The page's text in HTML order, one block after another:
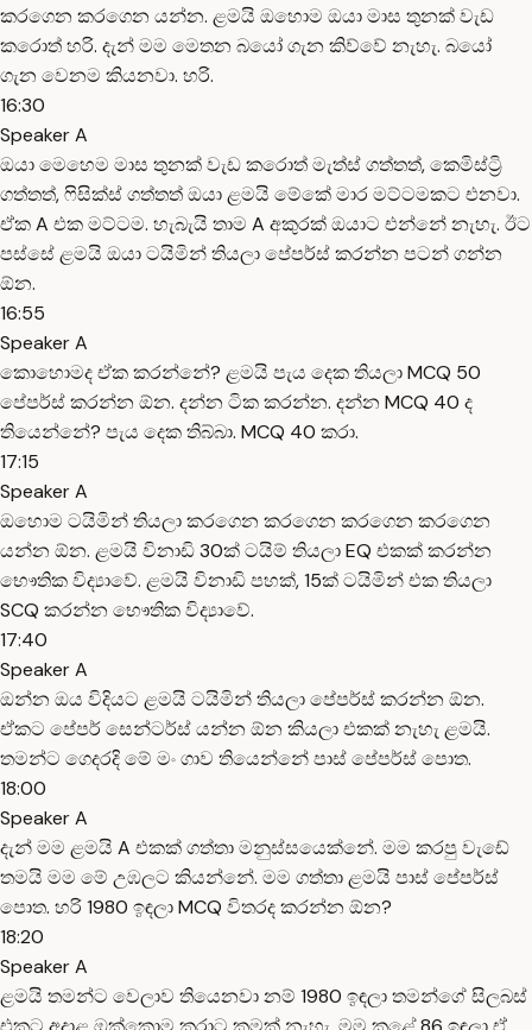
කරගෙන කරගෙන යන්න. ළමයි ඔහොම ඔයා මාස තුනක් වැඩ
කරොත් හරි. දැන් මම මෙතන බයෝ ගැන කිව්වේ නැහැ. බයෝ
ගැන වෙනම කියනවා. හරි.
16:30
Speaker A
ඔයා මෙහෙම මාස තුනක් වැඩ කරොත් මැත්ස් ගත්තත්, කෙමිස්ට්‍රි
ගත්තත්, ෆිසික්ස් ගත්තත් ඔයා ළමයි මේකේ මාර මට්ටමකට එනවා.
ඒක A එක මට්ටම. හැබැයි තාම A අකුරක් ඔයාට එන්නේ නැහැ. ඊට
පස්සේ ළමයි ඔයා ටයිමින් තියලා පේපර්ස් කරන්න පටන් ගන්න
ඕන.
16:55
Speaker A
කොහොමද ඒක කරන්නේ? ළමයි පැය දෙක තියලා MCQ 50
පේපර්ස් කරන්න ඕන. දන්න ටික කරන්න. දන්න MCQ 40 ද
තියෙන්නේ? පැය දෙක තිබ්බා. MCQ 40 කරා.
17:15
Speaker A
ඔහොම ටයිමින් තියලා කරගෙන කරගෙන කරගෙන කරගෙන
යන්න ඕන. ළමයි විනාඩි 30ක් ටයිම් තියලා EQ එකක් කරන්න
භෞතික විද්‍යාවේ. ළමයි විනාඩි පහක්, 15ක් ටයිමින් එක තියලා
SCQ කරන්න භෞතික විද්‍යාවේ.
17:40
Speaker A
ඔන්න ඔය විදියට ළමයි ටයිමින් තියලා පේපර්ස් කරන්න ඕන.
ඒකට පේපර් සෙන්ටර්ස් යන්න ඕන කියලා එකක් නැහැ ළමයි.
තමන්ට ගෙදරදි මේ මං ගාව තියෙන්නේ පාස් පේපර්ස් පොත.
18:00
Speaker A
දැන් මම ළමයි A එකක් ගත්තා මනුස්සයෙක්නේ. මම කරපු වැඩේ
තමයි මම මේ උඹලට කියන්නේ. මම ගත්තා ළමයි පාස් පේපර්ස්
පොත. හරි 1980 ඉඳලා MCQ විතරද කරන්න ඕන?
18:20
Speaker A
ළමයි තමන්ට වෙලාව තියෙනවා නම් 1980 ඉඳලා තමන්ගේ සිලබස්